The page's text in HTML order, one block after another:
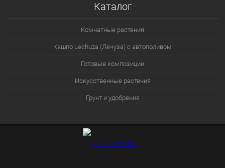
Каталог
Комнатные растения
Кашпо Lechuza (Лечуза) с автополивом
Готовые композиции
Искусственные растения
Грунт и удобрения